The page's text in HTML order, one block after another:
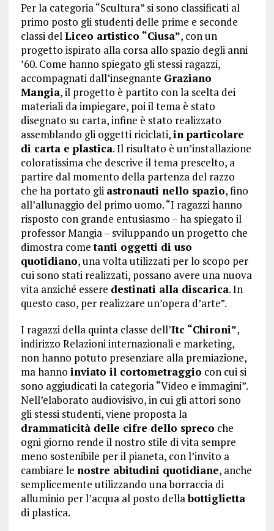
Per la categoria “Scultura” si sono classificati al
primo posto gli studenti delle prime e seconde
classi delLiceo artistico “Ciusa”, con un
progetto ispirato alla corsa allo spazio degli anni
’60. Come hanno spiegato gli stessi ragazzi,
accompagnati dall’insegnante Graziano
Mangia, il progetto è partito con la scelta dei
materiali da impiegare, poi il tema è stato
disegnato su carta, infine è stato realizzato
assemblando gli oggetti riciclati,in particolare
di carta e plastica. Il risultato è un’installazione
coloratissima che descrive il tema prescelto, a
partire dal momento della partenza del razzo
che ha portato gli astronauti nello spazio, fino
all’allunaggio del primo uomo. “I ragazzi hanno
risposto con grande entusiasmo – ha spiegato il
professor Mangia – sviluppando un progetto che
dimostra cometanti oggetti di uso
quotidiano, una volta utilizzati per lo scopo per
cui sono stati realizzati, possano avere una nuova
vita anziché essere destinati alla discarica. In
questo caso, per realizzare un’opera d’arte”.
I ragazzi della quinta classe dell’Itc “Chironi”,
indirizzo Relazioni internazionali e marketing,
non hanno potuto presenziare alla premiazione,
ma hanno inviato il cortometraggio con cui si
sono aggiudicati la categoria “Video e immagini”.
Nell’elaborato audiovisivo, in cui gli attori sono
gli stessi studenti, viene proposta la
drammaticità delle cifre dello spreco che
ogni giorno rende il nostro stile di vita sempre
meno sostenibile per il pianeta, con l’invito a
cambiare le nostre abitudini quotidiane, anche
semplicemente utilizzando una borraccia di
alluminio per l’acqua al posto dellabottiglietta
di plastica.